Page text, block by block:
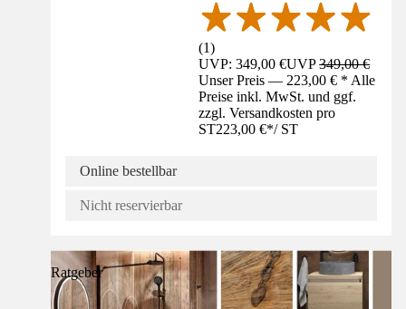
(1)
UVP: 349,00 €UVP349,00 €
Unser Preis — 223,00 € * Alle
Preise inkl. MwSt. und ggf.
zzgl. Versandkosten pro
ST223,00 €*/ ST
Online bestellbar
Nicht reservierbar
Ratgeber